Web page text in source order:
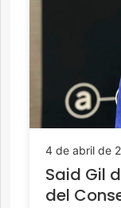
4 de abril de
Said Gil
del